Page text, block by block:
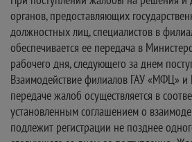
органов, предоставляющих
должностных лиц, специалистов в
обеспечивается ее передача в
рабочего дня, следующего за днем
Взаимодействие филиалов ГАУ «МФЦ» и
передаче жалоб осуществляется в
установленным соглашением о
подлежит регистрации не позднее